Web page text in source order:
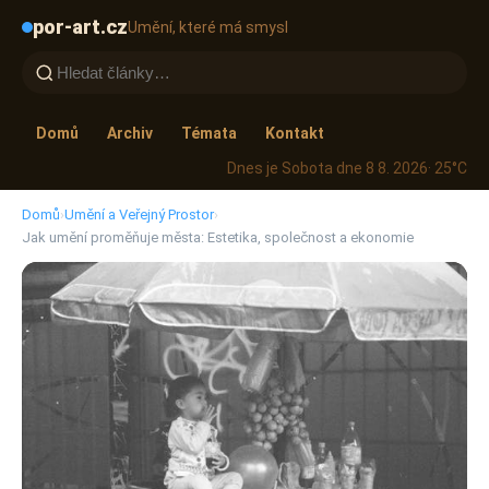
por-art.czUmění, které má smysl
Domů Archiv Témata
Kontakt
Dnes je Sobota dne 8 8. 2026· 25°C
Domů›Umění a Veřejný Prostor›
Jak umění proměňuje města: Estetika, společnost a ekonomie